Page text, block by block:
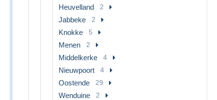
Heuvelland 2
Jabbeke 2
Knokke 5
Menen 2
Middelkerke 4
Nieuwpoort 4
Oostende 29
Wenduine 2